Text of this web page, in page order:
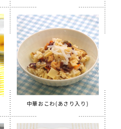
中華おこわ(あさり入り)